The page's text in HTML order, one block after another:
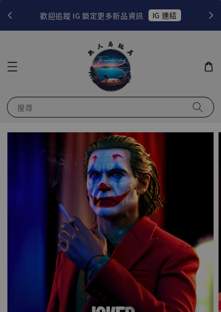
歡迎追蹤 IG 鎖定更多新品資訊 IG 連結
搜尋